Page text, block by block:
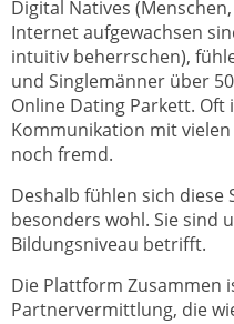
Digital Natives
Internet aufgewachsen
intuitiv beherrschen),
und Singlemänner über
Online Dating Parkett.
Kommunikation mit
noch fremd.
Deshalb fühlen sich diese
besonders wohl. Sie sind
Bildungsniveau betrifft.
Die Plattform Zusammen
Partnervermittlung, die